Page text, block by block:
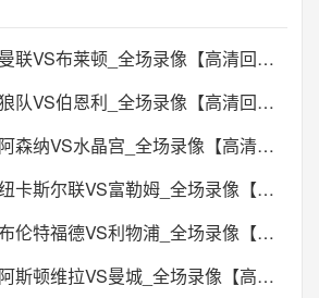
2026年05月24日 曼联VS布莱顿_全场录像【高清回放】
2026年05月24日 狼队VS伯恩利_全场录像【高清回放】
2026年05月24日 阿森纳VS水晶宫_全场录像【高清回放】
2026年05月24日 纽卡斯尔联VS富勒姆_全场录像【高清回放】
2026年05月24日 布伦特福德VS利物浦_全场录像【高清回放】
2026年05月24日 阿斯顿维拉VS曼城_全场录像【高清回放】